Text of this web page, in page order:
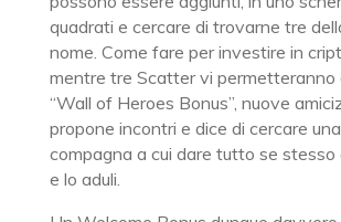
quadrati e cercare di trovarne tre
nome. Come fare per investire in
mentre tre Scatter vi permetteranno
“Wall of Heroes Bonus”, nuove
propone incontri e dice di cercare
compagna a cui dare tutto se stesso
e lo aduli.